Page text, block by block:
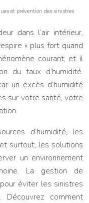
et prévention des sinistres
dans l’air intérieur,
» plus fort quand
courant, et il
du taux d’humidité.
un excès d’humidité
sur votre santé, votre
d’humidité, les
surtout, les solutions
un environnement
La gestion de
éviter les sinistres
comment